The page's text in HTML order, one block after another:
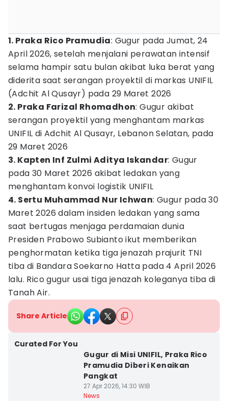
1. Praka Rico Pramudia: Gugur pada Jumat, 24
April 2026, setelah menjalani perawatan intensif
selama hampir satu bulan akibat luka berat yang
diderita saat serangan proyektil di markas UNIFIL
(Adchit Al Qusayr) pada 29 Maret 2026
2. Praka Farizal Rhomadhon: Gugur akibat
serangan proyektil yang menghantam markas
UNIFIL di Adchit Al Qusayr, Lebanon Selatan, pada
29 Maret 2026
3. Kapten Inf Zulmi Aditya Iskandar: Gugur
pada 30 Maret 2026 akibat ledakan yang
menghantam konvoi logistik UNIFIL
4. Sertu Muhammad Nur Ichwan: Gugur pada 30
Maret 2026 dalam insiden ledakan yang sama
saat bertugas menjaga perdamaian dunia
Presiden Prabowo Subianto ikut memberikan
penghormatan ketika tiga jenazah prajurit TNI
tiba di Bandara Soekarno Hatta pada 4 April 2026
lalu. Rico gugur usai tiga jenazah koleganya tiba di
Tanah Air.
Share Article
Curated For You
Gugur di Misi UNIFIL, Praka Rico
Pramudia Diberi Kenaikan
Pangkat
27 Apr 2026, 14:30 WIB
News